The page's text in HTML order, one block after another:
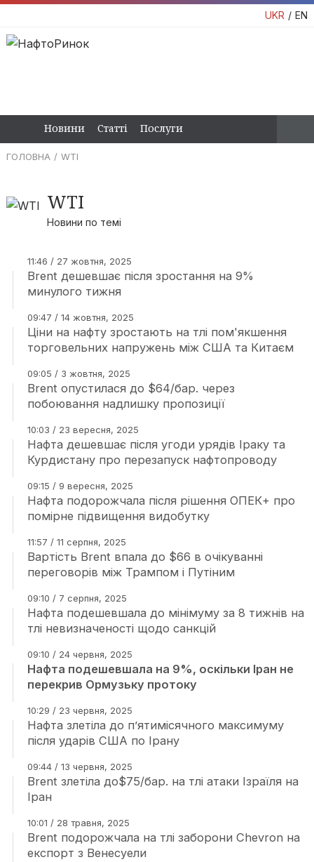
UKR EN
Новини Статті Послуги
ГОЛОВНА WTI
WTI
Новини по темі
11:46 / 27 жовтня, 2025
Brent дешевшає після зростання на 9%
минулого тижня
09:47 / 14 жовтня, 2025
Ціни на нафту зростають на тлі пом'якшення
торговельних напружень між США та Китаєм
09:05 / 3 жовтня, 2025
Brent опустилася до $64/бар. через
побоювання надлишку пропозиції
10:03 / 23 вересня, 2025
Нафта дешевшає після угоди урядів Іраку та
Курдистану про перезапуск нафтопроводу
09:15 / 9 вересня, 2025
Нафта подорожчала після рішення ОПЕК+ про
помірне підвищення видобутку
11:57 / 11 серпня, 2025
Вартість Brent впала до $66 в очікуванні
переговорів між Трампом і Путіним
09:10 / 7 серпня, 2025
Нафта подешевшала до мінімуму за 8 тижнів на
тлі невизначеності щодо санкцій
09:10 / 24 червня, 2025
Нафта подешевшала на 9%, оскільки Іран не
перекрив Ормузьку протоку
10:29 / 23 червня, 2025
Нафта злетіла до п’ятимісячного максимуму
після ударів США по Ірану
09:44 / 13 червня, 2025
Brent злетіла до$75/бар. на тлі атаки Ізраїля на
Іран
10:01 / 28 травня, 2025
Brent подорожчала на тлі заборони Chevron на
експорт з Венесуели